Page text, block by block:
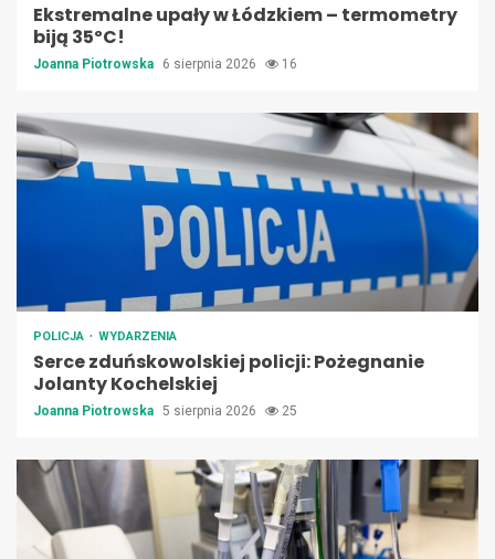
Ekstremalne upały w Łódzkiem – termometry
biją 35ºC!
Joanna Piotrowska 6 sierpnia 2026 16
POLICJA WYDARZENIA
Serce zduńskowolskiej policji: Pożegnanie
Jolanty Kochelskiej
Joanna Piotrowska 5 sierpnia 2026 25